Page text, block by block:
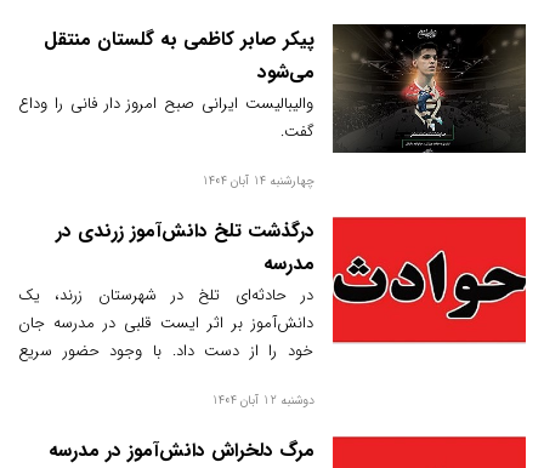
پیکر صابر کاظمی به گلستان منتقل
می‌شود
والیبالیست ایرانی صبح امروز دار فانی را وداع
گفت.
چهارشنبه 14 آبان 1404
درگذشت تلخ دانش‌آموز زرندی در
مدرسه
در حادثه‌ای تلخ در شهرستان زرند، یک
دانش‌آموز بر اثر ایست قلبی در مدرسه جان
خود را از دست داد. با وجود حضور سریع
برای بازگرداندن جان او بی‌نتیجه ماند.
دوشنبه 12 آبان 1404
مرگ دلخراش دانش‌آموز در مدرسه